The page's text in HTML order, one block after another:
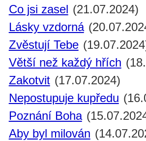
Co jsi zasel (21.07.2024)
Lásky vzdorná
Zvěstují Tebe
Větší než každý hřích
Zakotvit (17.07.2024)
Nepostupuje kupředu
Poznání Boha
Aby byl milován